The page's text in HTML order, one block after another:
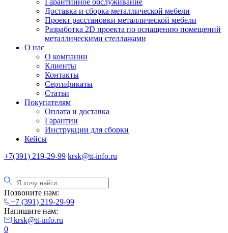
Гарантийное обслуживание
Доставка и сборка металлической мебели
Проект расстановки металлической мебели
Разработка 2D проекта по оснащению помещений
металлическими стеллажами
О нас
О компании
Клиенты
Контакты
Сертификаты
Статьи
Покупателям
Оплата и доставка
Гарантии
Инструкции для сборки
Кейсы
+7(391) 219-29-99 krsk@tt-info.ru
Позвоните нам:
+7 (391) 219-29-99
Напишите нам:
krsk@tt-info.ru
0